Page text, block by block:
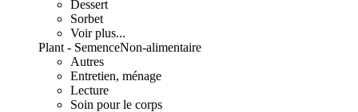
Dessert
Sorbet
Voir plus...
Plant - SemenceNon-alimentaire
Autres
Entretien, ménage
Lecture
Soin pour le corps